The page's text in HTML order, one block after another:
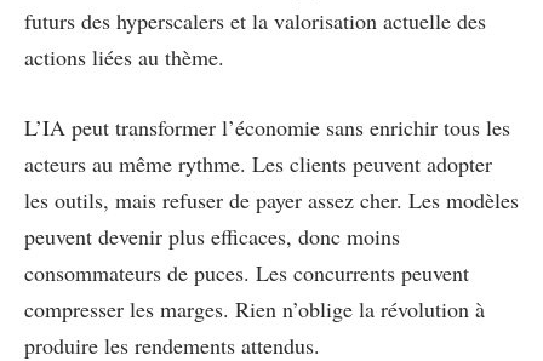
futurs des hyperscalers et la valorisation actuelle des
actions liées au thème.
L’IA peut transformer l’économie sans enrichir tous les
acteurs au même rythme. Les clients peuvent adopter
les outils, mais refuser de payer assez cher. Les modèles
peuvent devenir plus efficaces, donc moins
consommateurs de puces. Les concurrents peuvent
compresser les marges. Rien n’oblige la révolution à
produire les rendements attendus.